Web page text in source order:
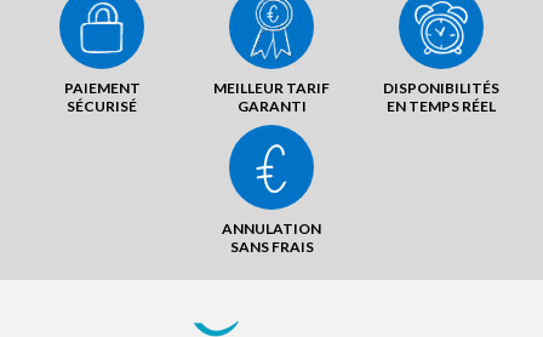
PAIEMENT
SÉCURISÉ
MEILLEUR TARIF
GARANTI
DISPONIBILITÉS
EN TEMPS RÉEL
ANNULATION
SANS FRAIS